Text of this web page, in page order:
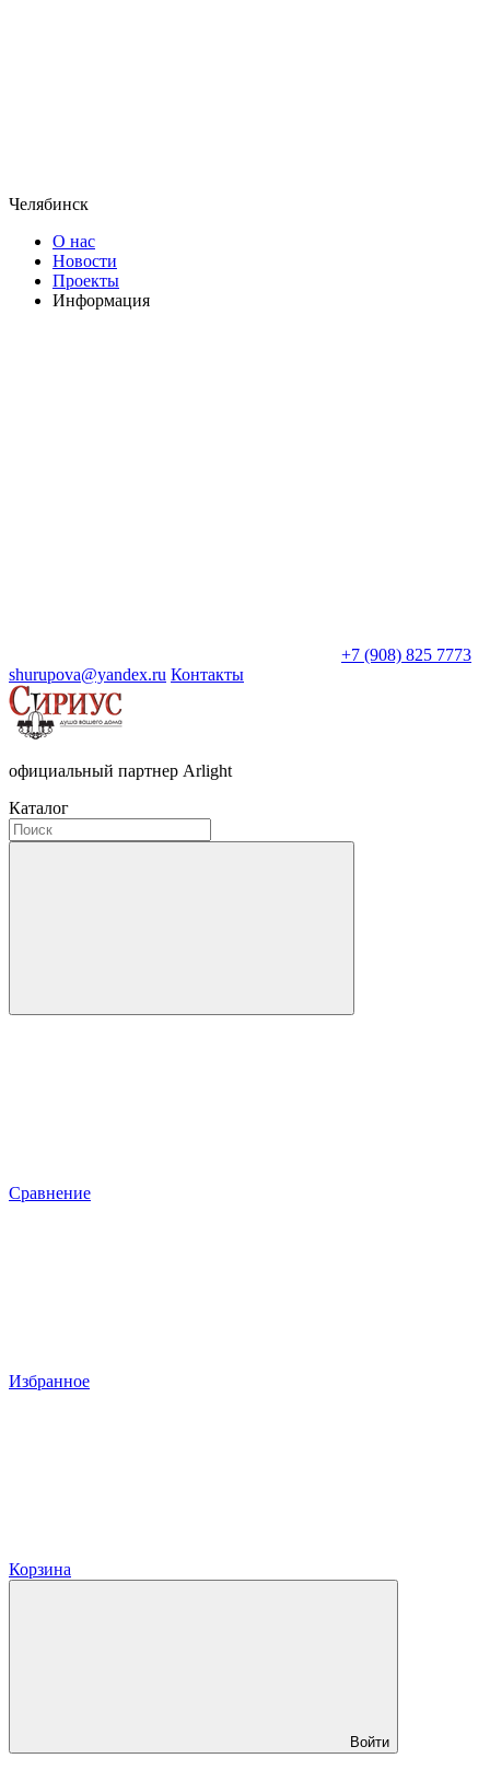
Челябинск
О нас
Новости
Проекты
Информация
+7 (908) 825 7773
shurupova@yandex.ru Контакты
официальный партнер Arlight
Каталог
Сравнение
Избранное
Корзина
Войти